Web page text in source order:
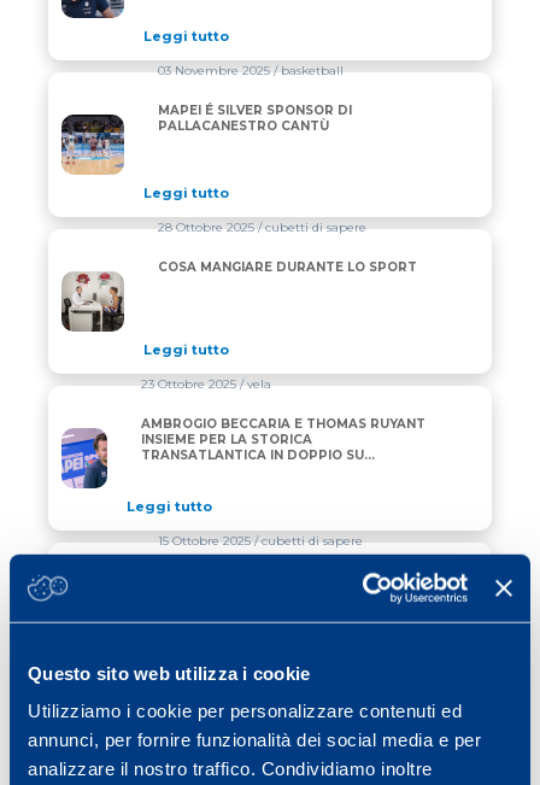
Questo sito web utilizza i cookie
Utilizziamo i cookie per personalizzare contenuti ed
annunci, per fornire funzionalità dei social media e per
analizzare il nostro traffico. Condividiamo inoltre
Leggi tutto
MAPEI É SILVER SPONSOR DI PALLACANESTRO
03 Novembre 2025/ basketball
MAPEI É SILVER SPONSOR DI
PALLACANESTRO CANTÙ
Leggi tutto
COSA MANGIARE DURANTE LO SPORT
28 Ottobre 2025/ cubetti di sapere
COSA MANGIARE DURANTE LO SPORT
Leggi tutto
AMBROGIO BECCARIA E THOMAS RUYANT
23 Ottobre 2025/ vela
AMBROGIO BECCARIA E THOMAS RUYANT
INSIEME PER LA STORICA
TRANSATLANTICA IN DOPPIO SU
Leggi tutto
INTERVAL TRAINING E HIIT
15 Ottobre 2025/ cubetti di sapere
Leggi tutto
CONVEGNO SCIENZA&SPORT 2025
CONVEGNO SCIENZA&SPORT 2025